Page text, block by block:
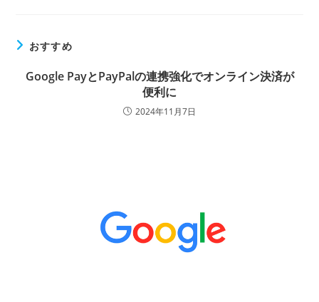
おすすめ
Google PayとPayPalの連携強化でオンライン決済が
便利に
2024年11月7日